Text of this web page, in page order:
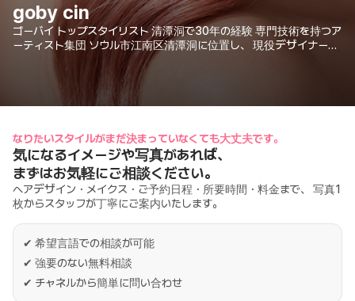
goby cin
ゴーバイ トップスタイリスト 清潭洞で30年の経験 専門技術を持つア
ーティスト集団 ソウル市江南区清潭洞に位置し、 現役デザイナーを
育成するサロンです。 ヘア・メイク・ウェディングのサービスを提
なりたいスタイルがまだ決まっていなくても大丈夫です。
気になるイメージや写真があれば、
まずはお気軽にご相談ください。
ヘアデザイン・メイクス・ご予約日程・所要時間・料金まで、 写真1
枚からスタッフが丁寧にご案内いたします。
✔ 希望言語での相談が可能
✔ 強要のない無料相談
✔ チャネルから簡単に問い合わせ